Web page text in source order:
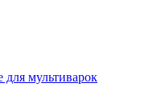
мультиварок